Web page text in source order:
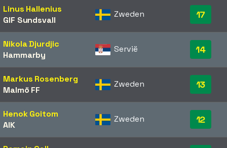
Linus Hallenius
GIF Sundsvall
Zweden 17
Nikola Djurdjic
Hammarby
Servië 14
Markus Rosenberg
Malmö FF
Zweden 13
Henok Goitom
AIK
Zweden 12